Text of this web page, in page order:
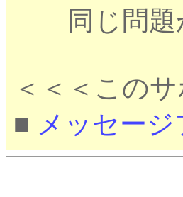
同じ問題
＜＜＜この
■ メッセー